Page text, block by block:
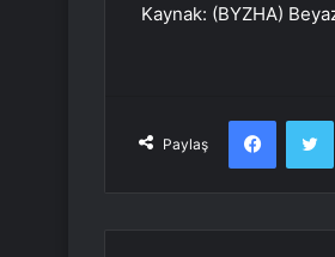
Kaynak: (BYZHA)
Paylaş